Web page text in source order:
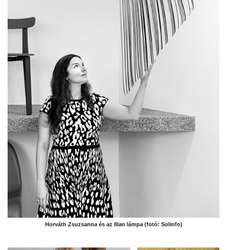
Horváth Zsuzsanna és az Illan lámpa (fotó: Solinfo)